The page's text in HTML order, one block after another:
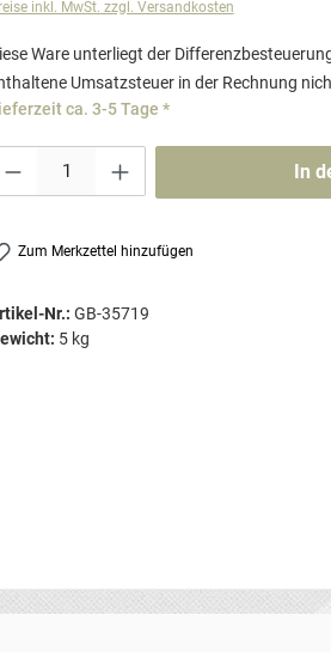
inkl. MwSt. zzgl. Versandkosten
Ware unterliegt der
Umsatzsteuer in der Rechnung
ca. 3-5 Tage *
Anzahl: Gib den gewünschten Wert ein
In
Zum Merkzettel hinzufügen
Nr.: GB-35719
5 kg